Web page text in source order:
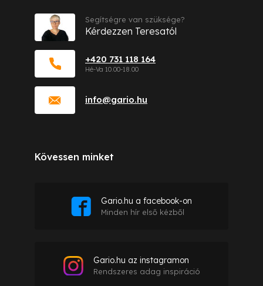
info@gario.hu
+420 731 118 164
Segítségre van szüksége?
Kérdezzen Teresatól
Kövessen minket
Gario.hu a facebook-on
Minden hír első kézből
Gario.hu az instagramon
Rendszeres adag inspiráció